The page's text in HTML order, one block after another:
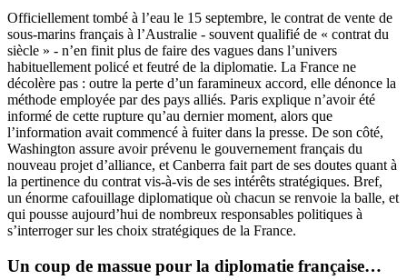
Officiellement tombé à l’eau le 15 septembre, le contrat de vente de
sous-marins français à l’Australie - souvent qualifié de « contrat du
siècle » - n’en finit plus de faire des vagues dans l’univers
habituellement policé et feutré de la diplomatie. La France ne
décolère pas : outre la perte d’un faramineux accord, elle dénonce la
méthode employée par des pays alliés. Paris explique n’avoir été
informé de cette rupture qu’au dernier moment, alors que
l’information avait commencé à fuiter dans la presse. De son côté,
Washington assure avoir prévenu le gouvernement français du
nouveau projet d’alliance, et Canberra fait part de ses doutes quant à
la pertinence du contrat vis-à-vis de ses intérêts stratégiques. Bref,
un énorme cafouillage diplomatique où chacun se renvoie la balle, et
qui pousse aujourd’hui de nombreux responsables politiques à
s’interroger sur les choix stratégiques de la France.
Un coup de massue pour la diplomatie française…